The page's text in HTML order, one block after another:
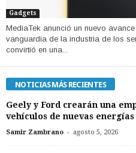
Gadgets
MediaTek anunció un nuevo
vanguardia de la industria de los
convirtió en una...
NOTICIAS MÁS RECIENTES
Geely y Ford crearán una
vehículos de nuevas energías
Samir Zambrano - agosto 5, 2026